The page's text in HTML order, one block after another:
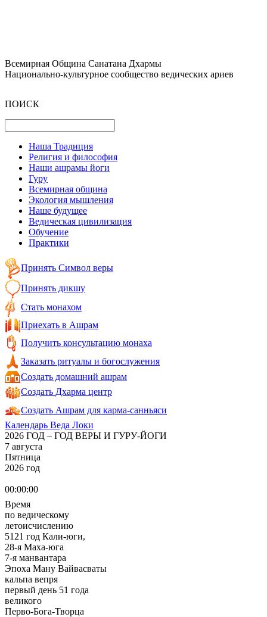
Всемирная Община Санатана Дхармы
Национально-культурное сообщество ведических ариев
ПОИСК
Наша Традиция
Религия и философия
Наши ашрамы йоги
Гуру
Всемирная община
Экология мышления
Наше будущее
Ведическая цивилизация
Обучение
Практики
Принять Символ веры
Принять дикшу
Стать монахом
Приехать в Ашрам
Получить консультацию монаха
Заказать ритуалы и богослужения
Создать домашний ашрам
Создать Дхарма центр
Создать Ашрам для карма-санньяси
Календарь Веда Локи
2026 ГОД – ГОД ВЕРЫ И ГУРУ-ЙОГИ
7 августа
Пятница
2026 год
00:00:00
Время
по ведическому
летоисчислению
5121 год Кали-юги,
28-я Маха-юга
7-я манвантара
Эпоха Ману Вайвасваты
кальпа вепря
первый день 51 года
великого
Перво-Бога-Творца